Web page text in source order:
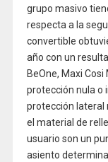
grupo masivo
respecta a la
convertible
año con un
BeOne, Maxi
protección nula o
protección lateral
el material de
usuario son un
asiento